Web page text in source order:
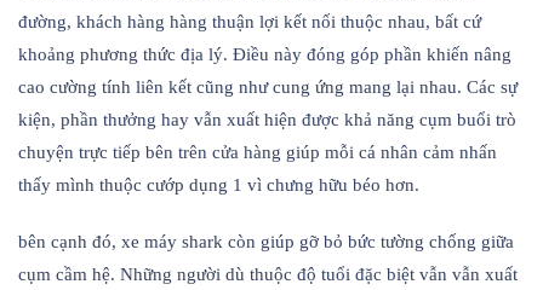
đường, khách hàng hàng thuận lợi kết nối thuộc nhau, bất cứ
khoảng phương thức địa lý. Điều này đóng góp phần khiến nâng
cao cường tính liên kết cũng như cung ứng mang lại nhau. Các sự
kiện, phần thưởng hay vẫn xuất hiện được khả năng cụm buổi trò
chuyện trực tiếp bên trên cửa hàng giúp mỗi cá nhân cảm nhấn
thấy mình thuộc cướp dụng 1 vì chưng hữu béo hơn.
bên cạnh đó, xe máy shark còn giúp gỡ bỏ bức tường chống giữa
cụm cầm hệ. Những người dù thuộc độ tuổi đặc biệt vẫn vẫn xuất